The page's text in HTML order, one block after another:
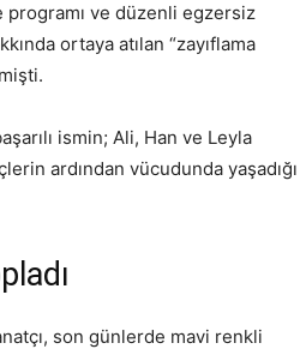
programı ve düzenli egzersiz
ortaya atılan “zayıflama
ismin; Ali, Han ve Leyla
ardından vücudunda yaşadığı
son günlerde mavi renkli